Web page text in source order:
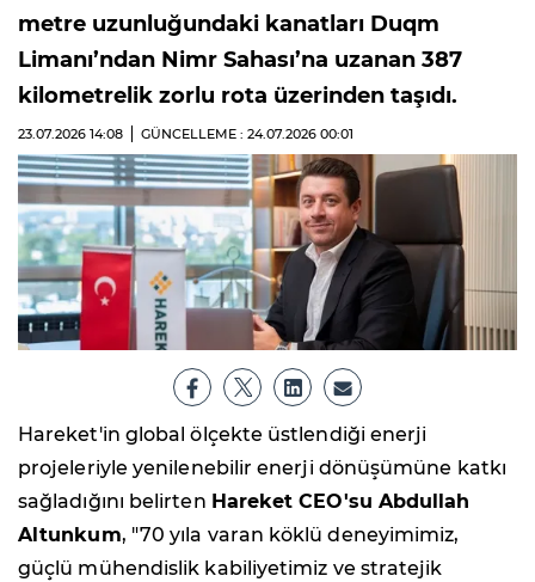
metre uzunluğundaki kanatları Duqm
Limanı’ndan Nimr Sahası’na uzanan 387
kilometrelik zorlu rota üzerinden taşıdı.
23.07.2026 14:08 GÜNCELLEME : 24.07.2026 00:01
Hareket'in global ölçekte üstlendiği enerji
projeleriyle yenilenebilir enerji dönüşümüne katkı
sağladığını belirten Hareket CEO'su Abdullah
Altunkum, "70 yıla varan köklü deneyimimiz,
güçlü mühendislik kabiliyetimiz ve stratejik